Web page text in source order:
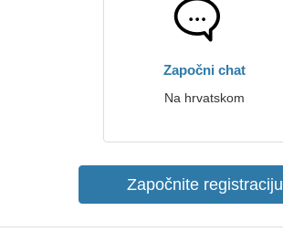
Započni chat
Na hrvatskom
Započnite registraciju